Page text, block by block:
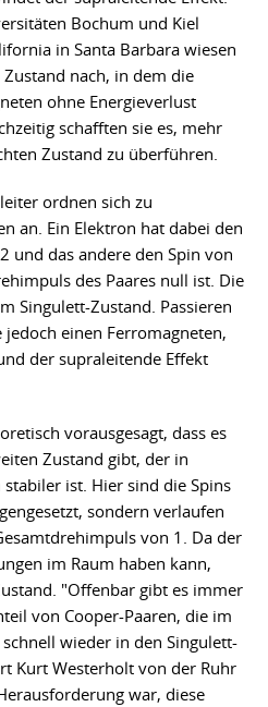
Bochum und Kiel
in Santa Barbara wiesen
nach, in dem die
ohne Energieverlust
schafften sie es, mehr
Zustand zu überführen.
ordnen sich zu
an. Ein Elektron hat dabei den
und das andere den Spin von
des Paares null ist. Die
Singulett-Zustand. Passieren
einen Ferromagneten,
der supraleitende Effekt
vorausgesagt, dass es
Zustand gibt, der in
ist. Hier sind die Spins
sondern verlaufen
von 1. Da der
im Raum haben kann,
"Offenbar gibt es immer
von Cooper-Paaren, die im
wieder in den Singulett-
Kurt Westerholt von der Ruhr
war, diese